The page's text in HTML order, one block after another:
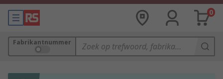
0
Fabrikantnummer